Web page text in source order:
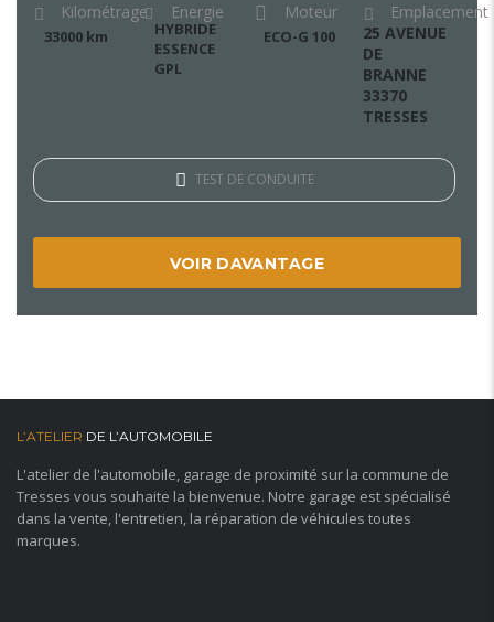
Kilométrage
33000 km
Energie
HYBRIDE
ESSENCE
GPL
Moteur
ECO-G 100
Emplacement
25 AVENUE
DE
BRANNE
33370
TRESSES
TEST DE CONDUITE
VOIR DAVANTAGE
L’ATELIER DE L’AUTOMOBILE
L'atelier de l'automobile, garage de proximité sur la commune de
Tresses vous souhaite la bienvenue. Notre garage est spécialisé
dans la vente, l'entretien, la réparation de véhicules toutes
marques.